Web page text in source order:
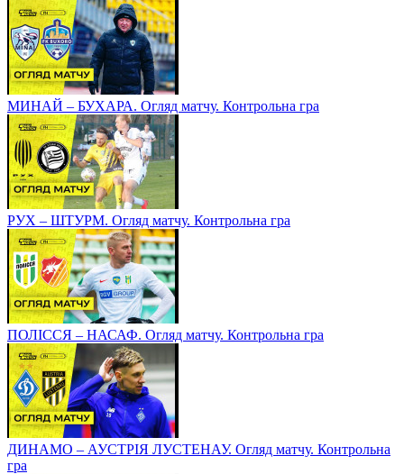
МИНАЙ – БУХАРА. Огляд матчу. Контрольна гра
РУХ – ШТУРМ. Огляд матчу. Контрольна гра
ПОЛІССЯ – НАСАФ. Огляд матчу. Контрольна гра
ДИНАМО – АУСТРІЯ ЛУСТЕНАУ. Огляд матчу. Контрольна
гра